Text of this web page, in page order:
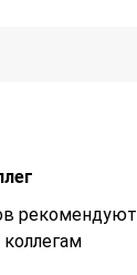
рекомендуют